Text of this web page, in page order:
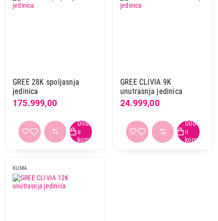
GREE 28K spoljasnja
jedinica
175.999,00
GREE CLIVIA 9K
unutrasnja jedinica
24.999,00
KLIMA
KLIME
VOX VAM4-36IE